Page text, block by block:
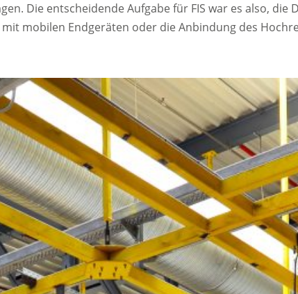
Die entscheidende Aufgabe für FIS war es also, die
mobilen Endgeräten oder die Anbindung des